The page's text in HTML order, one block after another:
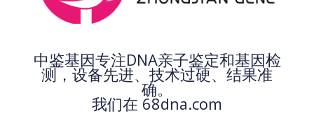
中鉴基因专注DNA亲子鉴定和基因检
测，设备先进、技术过硬、结果准
确。
我们在 68dna.com